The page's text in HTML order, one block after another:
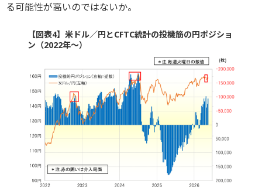
る可能性が高いのではないか。
【図表4】米ドル／円とCFTC統計の投機筋の円ポジショ
ン（2022年～）